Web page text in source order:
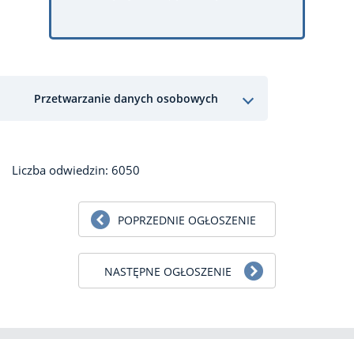
Przetwarzanie danych osobowych
Liczba odwiedzin: 6050
POPRZEDNIE OGŁOSZENIE
NASTĘPNE OGŁOSZENIE